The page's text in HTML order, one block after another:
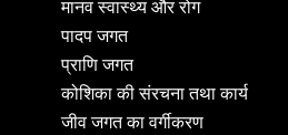
मानव स्वास्थ्य और रोग
पादप जगत
प्राणि जगत
कोशिका की संरचना तथा कार्य
जीव जगत का वर्गीकरण